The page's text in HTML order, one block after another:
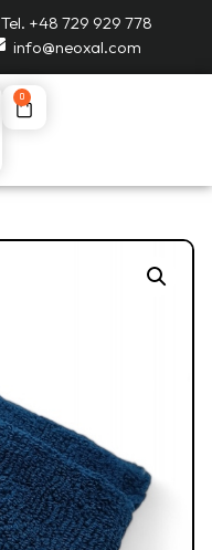
Tel. +48 729 929 778
info@neoxal.com
0